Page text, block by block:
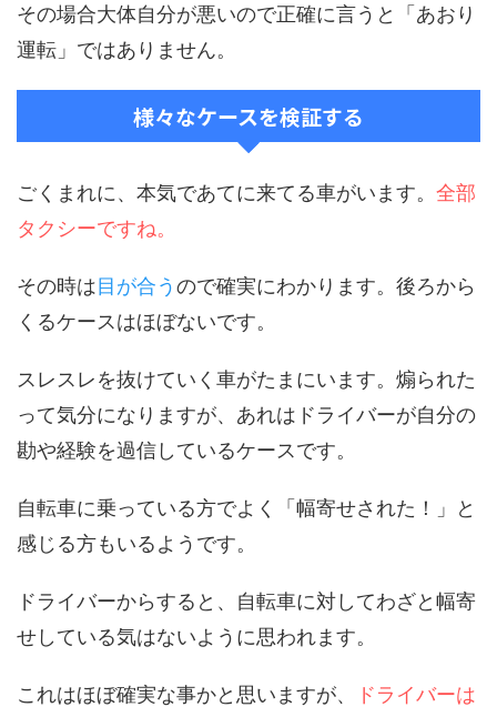
その場合大体自分が悪いので正確に言うと「あおり
運転」ではありません。
様々なケースを検証する
ごくまれに、本気であてに来てる車がいます。 全部
タクシーですね。
その時は目が合うので確実にわかります。後ろから
くるケースはほぼないです。
スレスレを抜けていく車がたまにいます。煽られた
って気分になりますが、あれはドライバーが自分の
勘や経験を過信しているケースです。
自転車に乗っている方でよく「幅寄せされた！」と
感じる方もいるようです。
ドライバーからすると、自転車に対してわざと幅寄
せしている気はないように思われます。
これはほぼ確実な事かと思いますが、
ドライバーは